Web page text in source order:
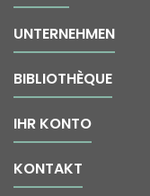
UNTERNEHMEN
BIBLIOTHÈQUE
IHR KONTO
KONTAKT